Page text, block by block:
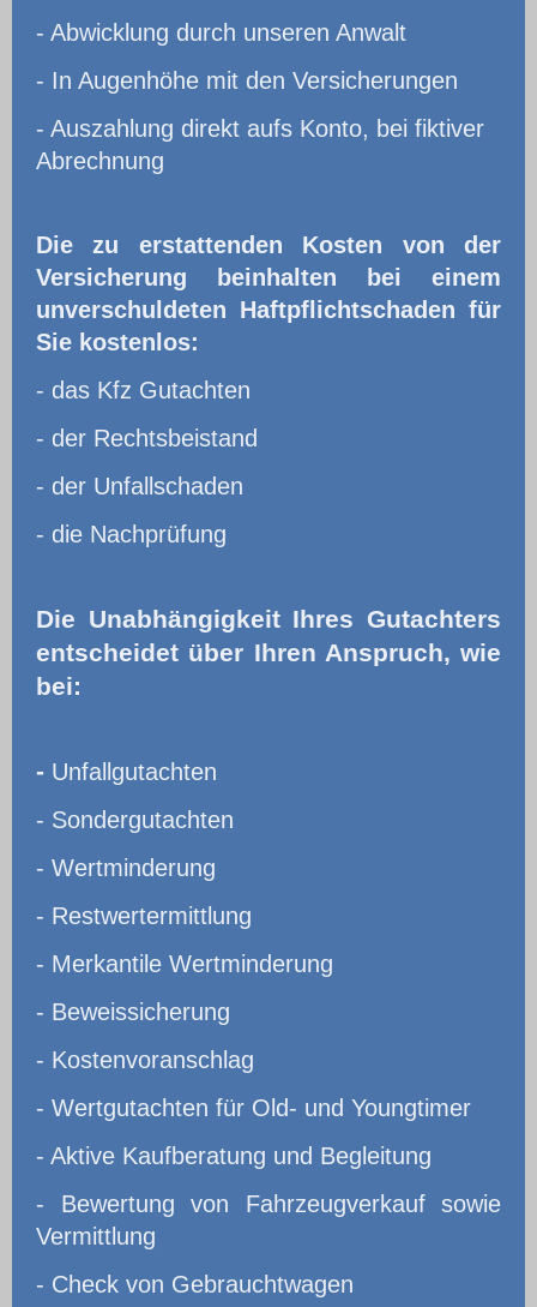
- Abwicklung durch unseren Anwalt
- In Augenhöhe mit den Versicherungen
- Auszahlung direkt aufs Konto, bei fiktiver
Abrechnung
Die zu erstattenden Kosten von der
Versicherung beinhalten bei einem
unverschuldeten Haftpflichtschaden für
Sie kostenlos:
- das Kfz Gutachten
- der Rechtsbeistand
- der Unfallschaden
- die Nachprüfung
Die Unabhängigkeit Ihres Gutachters
entscheidet über Ihren Anspruch, wie
bei:
- Unfallgutachten
- Sondergutachten
- Wertminderung
- Restwertermittlung
- Merkantile Wertminderung
- Beweissicherung
- Kostenvoranschlag
- Wertgutachten für Old- und Youngtimer
- Aktive Kaufberatung und Begleitung
- Bewertung von Fahrzeugverkauf sowie
Vermittlung
- Check von Gebrauchtwagen